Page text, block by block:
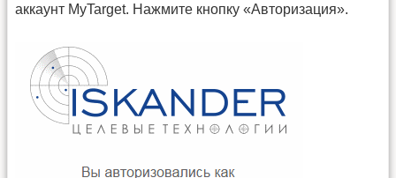
аккаунт MyTarget. Нажмите кнопку «Авторизация».